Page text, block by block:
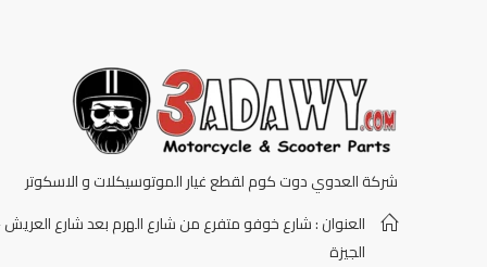
شركة العدوي دوت كوم لقطع غيار الموتوسيكلات و الاسكوتر
العنوان : شارع خوفو متفرع من شارع الهرم بعد شارع
الجيزة